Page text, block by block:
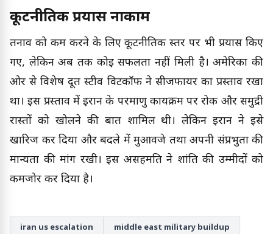
कूटनीतिक प्रयास नाकाम
तनाव को कम करने के लिए कूटनीतिक स्तर पर भी प्रयास किए
गए, लेकिन अब तक कोई सफलता नहीं मिली है। अमेरिका की
ओर से विशेष दूत स्टीव विटकॉफ ने सीजफायर का प्रस्ताव रखा
था। इस प्रस्ताव में ईरान के परमाणु कार्यक्रम पर रोक और समुद्री
रास्तों को खोलने की बात शामिल थी। लेकिन ईरान ने इसे
खारिज कर दिया और बदले में मुआवजे तथा अपनी संप्रभुता की
मान्यता की मांग रखी। इस असहमति ने शांति की उम्मीदों को
कमजोर कर दिया है।
iran us escalation middle east military buildup